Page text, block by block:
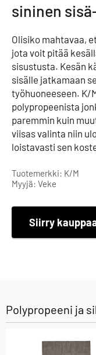
sininen
Olisiko mahtavaa,
jota voit pitää
sisustusta. Kesän
sisälle jatkamaan
työhuoneeseen. K/
polypropeenista
paremmin kuin
viisas valinta niin
loistavasti sen
Tuotemerkki: K/M
Myyjä: Veke
Siirry
Polypropeeni ja